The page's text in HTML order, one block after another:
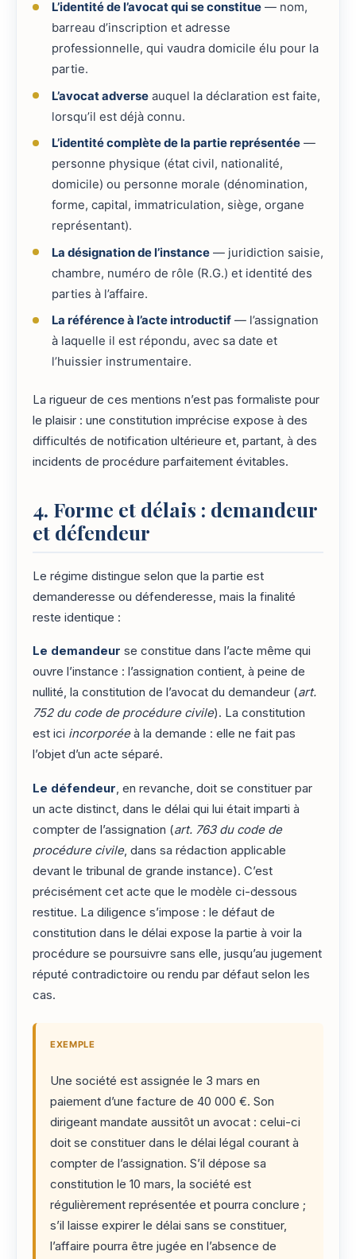
L’identité de l’avocat qui se constitue— nom,
barreau d’inscription et adresse
professionnelle, qui vaudra domicile élu pour la
partie.
L’avocat adverseauquel la déclaration est faite,
lorsqu’il est déjà connu.
L’identité complète de la partie représentée—
personne physique (état civil, nationalité,
domicile) ou personne morale (dénomination,
forme, capital, immatriculation, siège, organe
représentant).
La désignation de l’instance— juridiction saisie,
chambre, numéro de rôle (R.G.) et identité des
parties à l’affaire.
La référence à l’acte introductif— l’assignation
à laquelle il est répondu, avec sa date et
l’huissier instrumentaire.
La rigueur de ces mentions n’est pas formaliste pour
le plaisir : une constitution imprécise expose à des
difficultés de notification ultérieure et, partant, à des
incidents de procédure parfaitement évitables.
4. Forme et délais : demandeur
et défendeur
Le régime distingue selon que la partie est
demanderesse ou défenderesse, mais la finalité
reste identique :
Le demandeur se constitue dans l’acte même qui
ouvre l’instance : l’assignation contient, à peine de
nullité, la constitution de l’avocat du demandeur (art.
752 du code de procédure civile). La constitution
est ici incorporéeà la demande : elle ne fait pas
l’objet d’un acte séparé.
Le défendeur, en revanche, doit se constituer par
un acte distinct, dans le délai qui lui était imparti à
compter de l’assignation (art. 763 du code de
procédure civile, dans sa rédaction applicable
devant le tribunal de grande instance). C’est
précisément cet acte que le modèle ci-dessous
restitue. La diligence s’impose : le défaut de
constitution dans le délai expose la partie à voir la
procédure se poursuivre sans elle, jusqu’au jugement
réputé contradictoire ou rendu par défaut selon les
cas.
EXEMPLE
Une société est assignée le 3 mars en
paiement d’une facture de 40 000 €. Son
dirigeant mandate aussitôt un avocat : celui-ci
doit se constituer dans le délai légal courant à
compter de l’assignation. S’il dépose sa
constitution le 10 mars, la société est
régulièrement représentée et pourra conclure ;
s’il laisse expirer le délai sans se constituer,
l’affaire pourra être jugée en l’absence de